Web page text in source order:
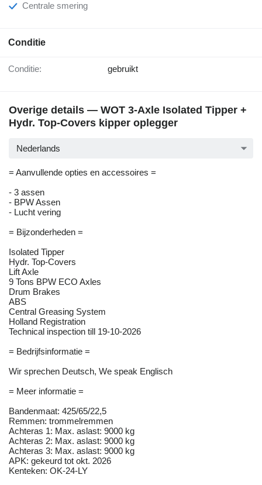
Centrale smering
Conditie
Conditie: gebruikt
Overige details — WOT 3-Axle Isolated Tipper +
Hydr. Top-Covers kipper oplegger
Nederlands
= Aanvullende opties en accessoires =
- 3 assen
- BPW Assen
- Lucht vering
= Bijzonderheden =
Isolated Tipper
Hydr. Top-Covers
Lift Axle
9 Tons BPW ECO Axles
Drum Brakes
ABS
Central Greasing System
Holland Registration
Technical inspection till 19-10-2026
= Bedrijfsinformatie =
Wir sprechen Deutsch, We speak Englisch
= Meer informatie =
Bandenmaat: 425/65/22,5
Remmen: trommelremmen
Achteras 1: Max. aslast: 9000 kg
Achteras 2: Max. aslast: 9000 kg
Achteras 3: Max. aslast: 9000 kg
APK: gekeurd tot okt. 2026
Kenteken: OK-24-LY